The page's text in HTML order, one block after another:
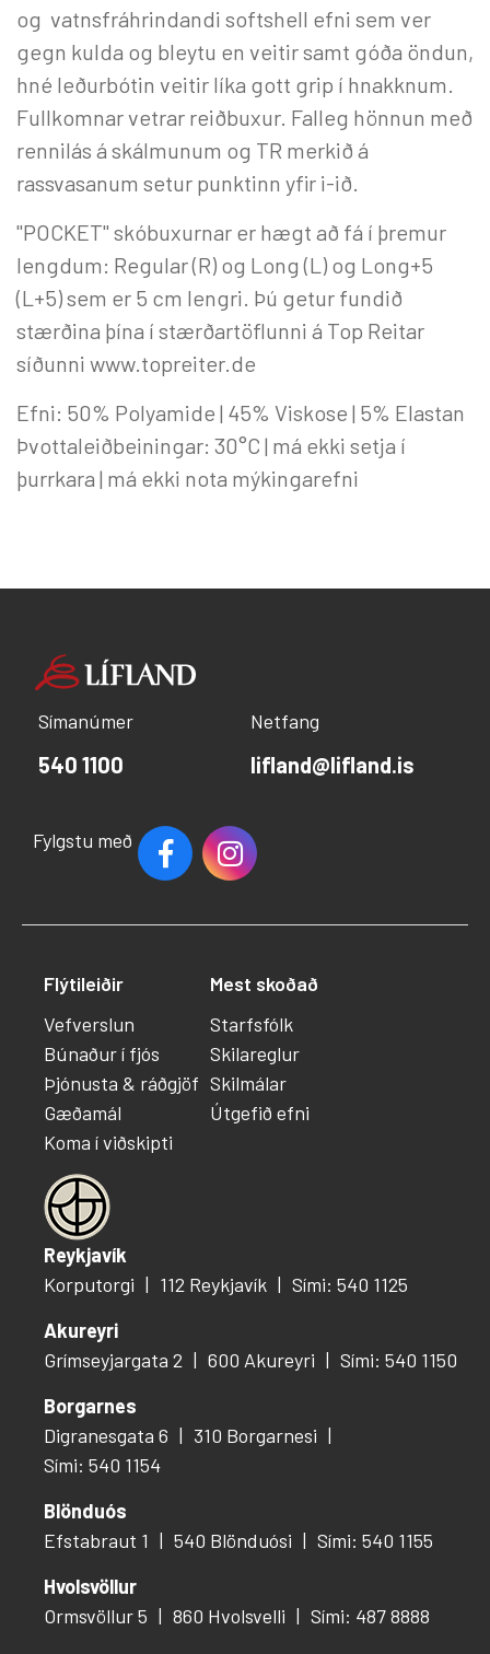
og vatnsfráhrindandi softshell efni sem ver
gegn kulda og bleytu en veitir samt góða öndun,
hné leðurbótin veitir líka gott grip í hnakknum.
Fullkomnar vetrar reiðbuxur. Falleg hönnun með
rennilás á skálmunum og TR merkið á
rassvasanum setur punktinn yfir i-ið.
"POCKET" skóbuxurnar er hægt að fá í þremur
lengdum: Regular (R) og Long (L) og Long+5
(L+5) sem er 5 cm lengri. Þú getur fundið
stærðina þína í stærðartöflunni á Top Reitar
síðunni www.topreiter.de
Efni: 50% Polyamide | 45% Viskose | 5% Elastan
Þvottaleiðbeiningar: 30°C | má ekki setja í
þurrkara | má ekki nota mýkingarefni
Símanúmer
540 1100
Netfang
lifland@lifland.is
Fylgstu með
Reykjavík
Korputorgi
112 Reykjavík
Sími: 540 1125
Akureyri
Grímseyjargata 2
600 Akureyri
Sími: 540 1150
Borgarnes
Digranesgata 6
310 Borgarnesi
Sími: 540 1154
Blönduós
Efstabraut 1
540 Blönduósi
Sími: 540 1155
Hvolsvöllur
Ormsvöllur 5
860 Hvolsvelli
Sími: 487 8888
Flýtileiðir
Vefverslun
Búnaður í fjós
Þjónusta & ráðgjöf
Gæðamál
Koma í viðskipti
Mest skoðað
Starfsfólk
Skilareglur
Skilmálar
Útgefið efni